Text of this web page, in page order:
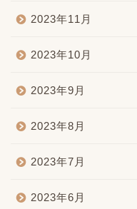
2023年11月
2023年10月
2023年9月
2023年8月
2023年7月
2023年6月